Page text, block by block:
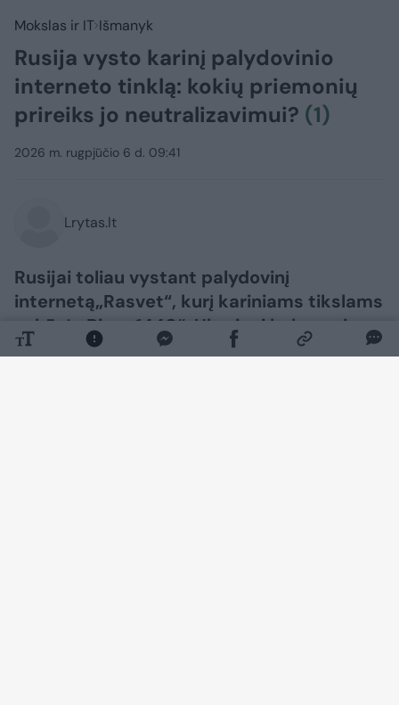
Mokslas ir IT Išmanyk
Rusija vysto karinį palydovinio
interneto tinklą: kokių priemonių
prireiks jo neutralizavimui? (1)
2026 m. rugpjūčio 6 d. 09:41
Lrytas.lt
Rusijai toliau vystant palydovinį
internetą„Rasvet“, kurį kariniams tikslams
sukūrė „Biuro 1440“, Ukrainai kyla naujas
klausimas: kaip veiksmingai neutralizuoti